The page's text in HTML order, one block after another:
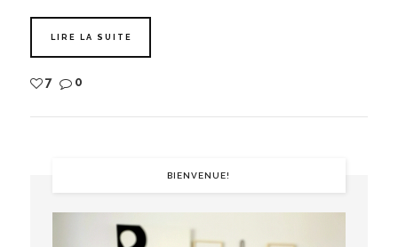
LIRE LA SUITE
7 0
BIENVENUE!